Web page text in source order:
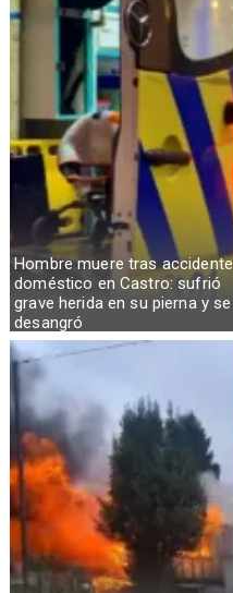
Hombre muere tras accidente
doméstico en Castro: sufrió
grave herida en su pierna y se
desangró